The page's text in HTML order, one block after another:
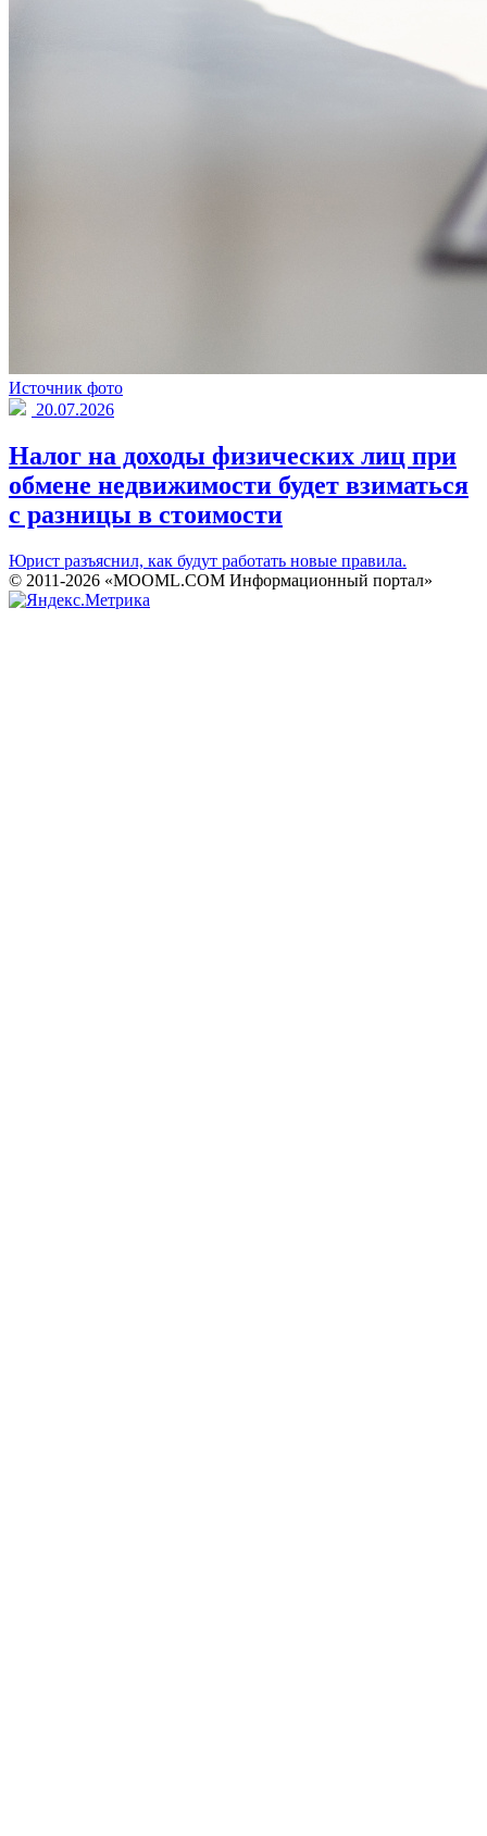
Источник фото
20.07.2026
Налог на доходы физических лиц при
обмене недвижимости будет взиматься
с разницы в стоимости
Юрист разъяснил, как будут работать новые правила.
© 2011-2026 «MOOML.COM Информационный портал»